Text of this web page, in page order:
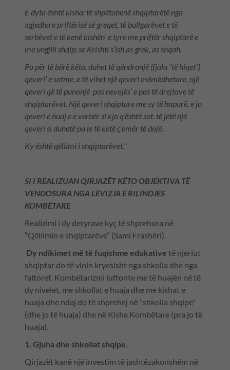
E dyta është kisha: të shpëtohenë shqiptarëtë nga
xgjedha e priftërisë së greqet, të bullgarëvet e të
serbëvet e të kenë kishën’ e tyre me priftër shqiptarë e
me ungjill shqip; se Krishti s’ish as grek, as shqah.
Po për të bërë këto, duhet të qëndronjë (fjala “të hiqet”)
qeveri’ e sotme, e të vihet një qeveri mëmëdhetare, një
qeveri që të punonjë pas nevojës’ e pas të drejtave të
shqiptarëvet. Një qeveri shqiptare me sy të hapurë, e jo
qeveri e huaj e e verbër si kjo q’është sot. të jetë një
qeveri si duhetë pa le të ketë ç’emër të dojë.
Ky është qëllimi i shqiptarëvet."
SI I REALIZUAN QIRJAZËT KËTO OBJEKTIVA TË
VENDOSURA NGA LËVIZJA E RILINDJES
KOMBËTARE
Realizimi i dy detyrave kyç të shprehura në
“Qëllimin e shqiptarëve” (Sami Frashëri).
Dy ndikimet më të fuqishme edukative të njeriut
shqiptar do të vinin kryesisht nga shkolla dhe nga
faltoret. Kombëtarizmi luftonte me të huajën në të
dy nivelet, me shkollat e huaja dhe me kishat e
huaja dhe ndaj do të shprehej në "shkolla shqipe"
(dhe jo të huaja) dhe në Kisha Kombëtare (pra jo të
huaja).
1. Gjuha dhe shkollat shqipe.
Qirjazët kanë një investim të jashtëzakonshëm në